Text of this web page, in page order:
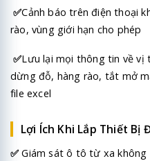
✅Cảnh báo trên điện thoại
rào, vùng giới hạn cho phép
✅Lưu lại mọi thông tin về
dừng đỗ, hàng rào, tắt mở
file excel
Lợi Ích Khi Lắp Thiết Bị
✅ Giám sát ô tô từ xa không